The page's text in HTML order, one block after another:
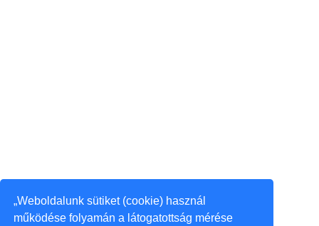
„Weboldalunk sütiket (cookie) használ
működése folyamán a látogatottság mérése